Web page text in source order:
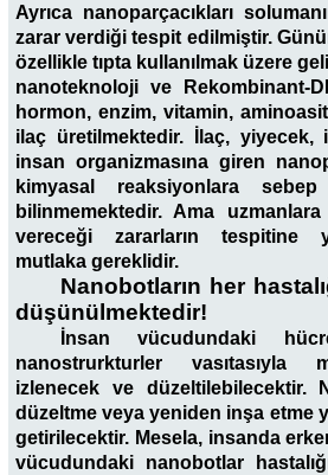
Ayrıca nanoparçacıkları
zarar verdiği tespit edilmiştir.
özellikle tıpta kullanılmak üzere
nanoteknoloji ve Rekombinant-
hormon, enzim, vitamin,
ilaç üretilmektedir. İlaç,
insan organizmasına giren
kimyasal reaksiyonlara
bilinmemektedir. Ama
vereceği zararların tespitine
mutlaka gereklidir.
Nanobotların her
düşünülmektedir!
İnsan vücudundaki
nanostrurkturler vasıtasıyla
izlenecek ve düzeltilebilecektir.
düzeltme veya yeniden inşa etme
getirilecektir. Mesela, insanda
vücudundaki nanobotlar